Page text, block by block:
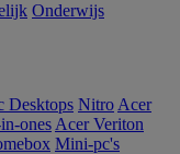
Onderwijs
Desktops Nitro Acer
ones Acer Veriton
Mini-pc's